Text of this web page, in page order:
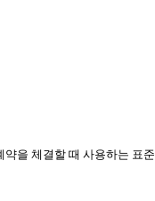
을 체결할 때 사용하는 표